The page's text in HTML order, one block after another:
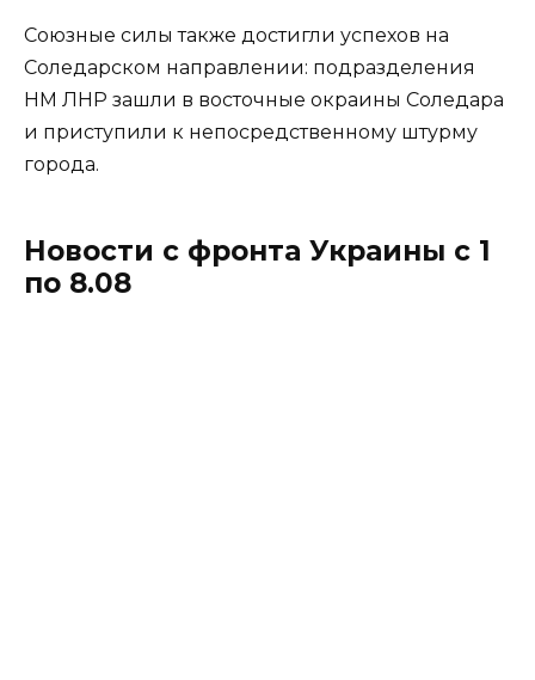
Союзные силы также достигли успехов на
Соледарском направлении: подразделения
НМ ЛНР зашли в восточные окраины Соледара
и приступили к непосредственному штурму
города.
Новости с фронта Украины с 1
по 8.08